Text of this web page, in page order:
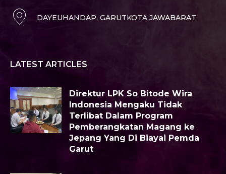
DAYEUHANDAP, GARUTKOTA,JAWABARAT
LATEST ARTICLES
Direktur LPK So Bitode Wira
Indonesia Mengaku Tidak
Terlibat Dalam Program
Pemberangkatan Magang ke
Jepang Yang Di Biayai Pemda
Garut